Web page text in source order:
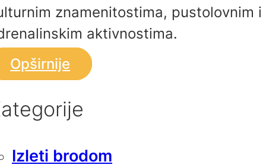
znamenitostima, pustolovnim i
aktivnostima.
Opširnije
Izleti brodom